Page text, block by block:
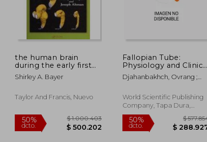
40%
dcto. $ 107.965
the human brain
during the early first
trimester
Shirley A. Bayer
Taylor And Francis, Nuevo
Fallopian Tube:
Physiology and Clinical
Aspects (en Inglés)
Djahanbakhch, Ovrang ;
World Scientific Publishing
Company, Tapa Dura,
Nuevo